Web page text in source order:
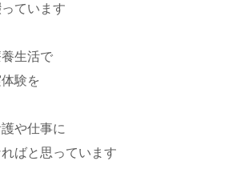
ています
生活で
験を
や仕事に
ばと思っています